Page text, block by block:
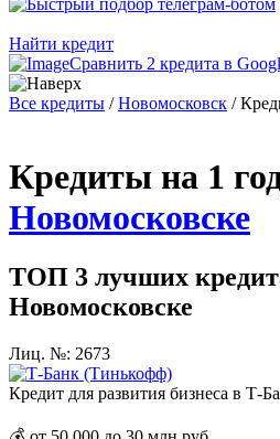
Найти кредит
Сравнить 2 кредита в
Все кредиты /Новомосковск /
Кредиты на 1
Новомосковске
ТОП 3 лучших
Новомосковске
Лиц. №: 2673
Кредит для развития бизнеса в Т-